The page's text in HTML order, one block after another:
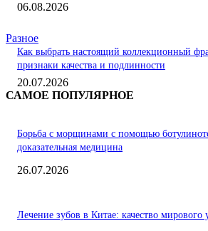
06.08.2026
Разное
Как выбрать настоящий коллекционный
признаки качества и подлинности
20.07.2026
САМОЕ ПОПУЛЯРНОЕ
Борьба с морщинами с помощью
доказательная медицина
26.07.2026
Лечение зубов в Китае: качество